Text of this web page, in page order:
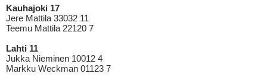
Kauhajoki 17
Jere Mattila 33032 11
Teemu Mattila 22120 7
Lahti 11
Jukka Nieminen 10012 4
Markku Weckman 01123 7